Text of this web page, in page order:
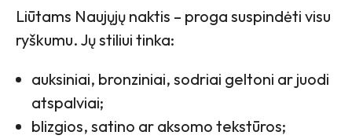
Liūtams Naujųjų naktis – proga suspindėti visu
ryškumu. Jų stiliui tinka:
auksiniai, bronziniai, sodriai geltoni ar juodi
atspalviai;
blizgios, satino ar aksomo tekstūros;